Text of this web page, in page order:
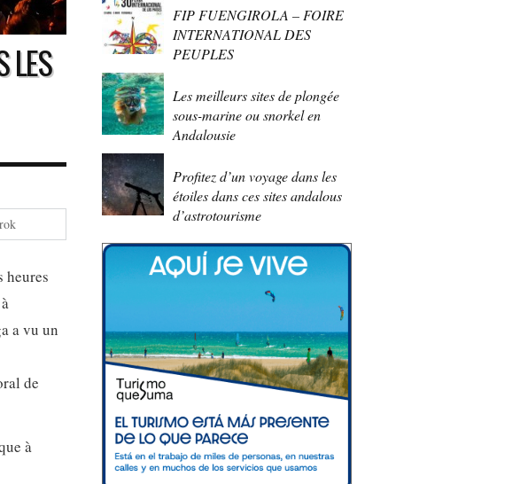
LES
heures
a vu un
de
à
FIP FUENGIROLA – FOIRE
INTERNATIONAL DES
PEUPLES
Les meilleurs sites de plongée
sous-marine ou snorkel en
Andalousie
Profitez d’un voyage dans les
étoiles dans ces sites andalous
d’astrotourisme